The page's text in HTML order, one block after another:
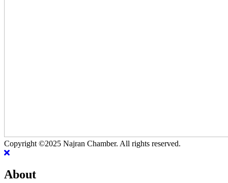
Copyright ©2025 Najran Chamber. All rights reserved.
About